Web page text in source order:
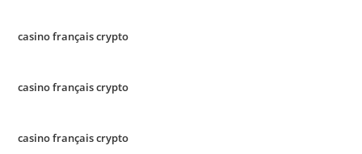
casino français crypto
casino français crypto
casino français crypto